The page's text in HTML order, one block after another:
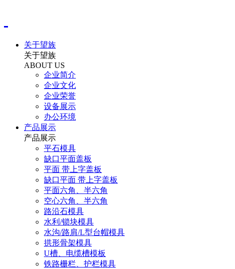
关于望族
关于望族
ABOUT US
企业简介
企业文化
企业荣誉
设备展示
办公环境
产品展示
产品展示
平石模具
缺口平面盖板
平面 带上字盖板
缺口平面 带上字盖板
平面六角、半六角
空心六角、半六角
路沿石模具
水利/锁块模具
水沟/路肩/L型台帽模具
拱形骨架模具
U槽、电缆槽模板
铁路栅栏、护栏模具